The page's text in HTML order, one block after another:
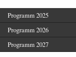
Programm 2025
Programm 2026
Programm 2027